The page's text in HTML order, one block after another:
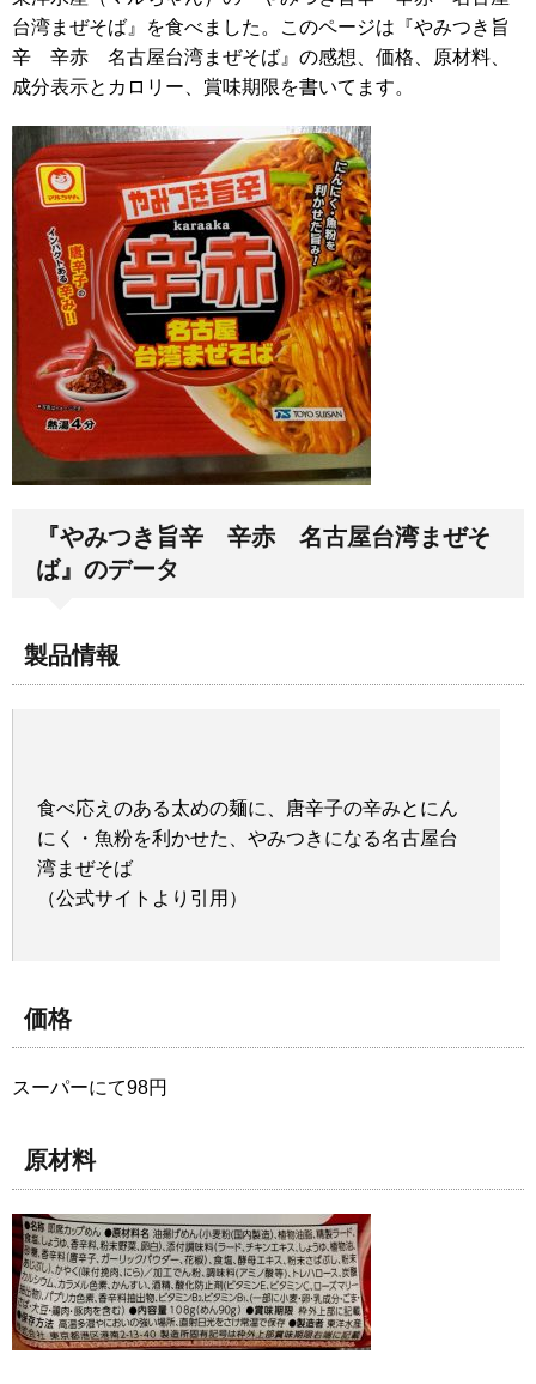
台湾まぜそば』を食べました。このページは『やみつき旨
辛 辛赤 名古屋台湾まぜそば』の感想、価格、原材料、
成分表示とカロリー、賞味期限を書いてます。
『やみつき旨辛 辛赤 名古屋台湾まぜそ
ば』のデータ
製品情報
食べ応えのある太めの麺に、唐辛子の辛みとにん
にく・魚粉を利かせた、やみつきになる名古屋台
湾まぜそば
（公式サイトより引用）
価格
スーパーにて98円
原材料